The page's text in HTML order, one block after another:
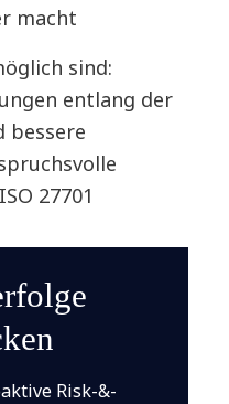
macht
sind:
entlang der
bessere
27701
Risk-&-